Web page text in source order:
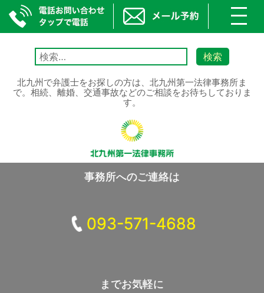
検
索:
北九州で弁護士をお探しの方は、北九州第一法律事務所ま
で。相続、離婚、交通事故などのご相談をお待ちしておりま
す。
事務所へのご連絡は
093-571-4688
までお気軽に